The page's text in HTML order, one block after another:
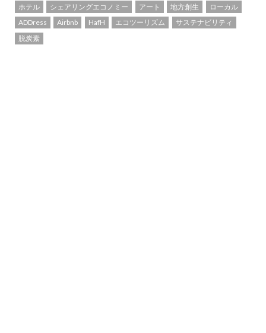
ホテル
シェアリングエコノミー アート 地方創生
ローカル
ADDress
Airbnb HafH エコツーリズム
サステナビリティ
脱炭素